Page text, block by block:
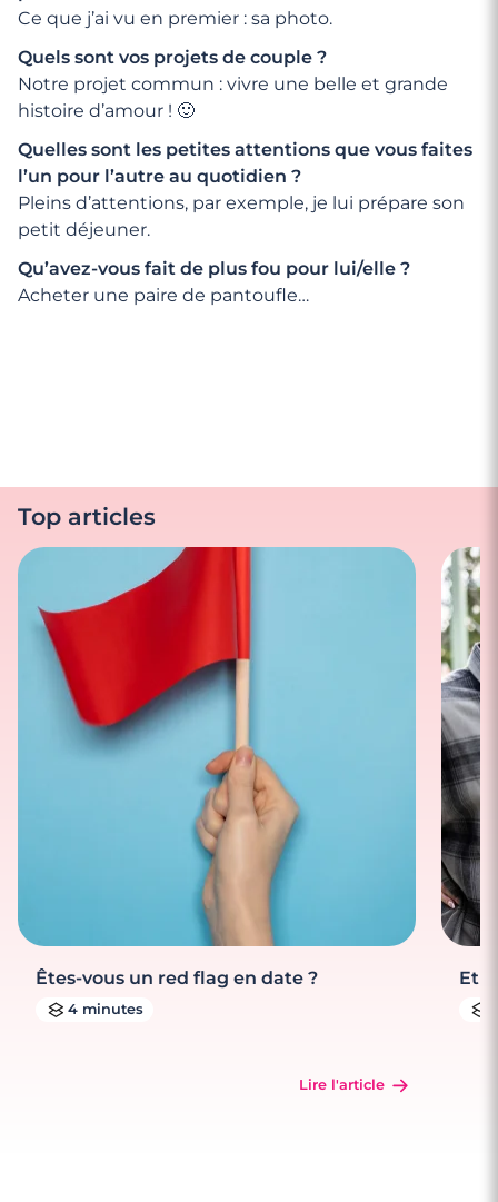
Ce que j’ai vu en premier : sa photo.
Quels sont vos projets de couple ?
Notre projet commun : vivre une belle et grande
histoire d’amour ! 🙂
Quelles sont les petites attentions que vous faites
l’un pour l’autre au quotidien ?
Pleins d’attentions, par exemple, je lui prépare son
petit déjeuner.
Qu’avez-vous fait de plus fou pour lui/elle ?
Acheter une paire de pantoufle…
Top articles
Êtes-vous un red flag en date ?
4 minutes
Lire l'article
Et